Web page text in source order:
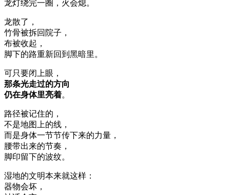
龙灯绕完一圈，火会熄。
龙散了，
竹骨被拆回院子，
布被收起，
脚下的路重新回到黑暗里。
可只要闭上眼，
那条光走过的方向
仍在身体里亮着。
路径被记住的，
不是地图上的线，
而是身体一节节传下来的力量，
腰带出来的节奏，
脚印留下的波纹。
湿地的文明本来就这样：
器物会坏，